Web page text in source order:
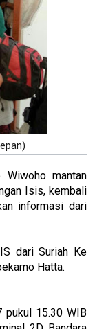
mantan
Isis, kembali
informasi dari
dari Suriah Ke
Hatta.
pukul 15.30 WIB